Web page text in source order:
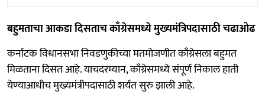
बहुमताचा आकडा दिसताच काँग्रेसमध्ये मुख्यमंत्रिपदासाठी चढाओढ
कर्नाटक विधानसभा निवडणुकीच्या मतमोजणीत काँग्रेसला बहुमत
मिळताना दिसत आहे. याचदरम्यान, काँग्रेसमध्ये संपूर्ण निकाल हाती
येण्याआधीच मुख्यमंत्रीपदासाठी शर्यत सुरु झाली आहे.